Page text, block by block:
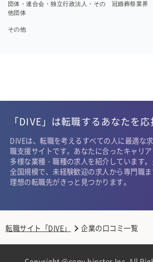
団体・連合会・独立行政法人・その
他団体
冠婚葬祭業界
その他
「DIVE」は転職するあなたを
DIVEは、転職を考えるすべての人に最適な
職支援サイトです。あなたに合ったキャリア
多様な業種・職種の求人を紹介しています
全国規模で、未経験歓迎の求人から専門職ま
理想の転職先がきっと見つかります。
転職サイト「DIVE」 企業の口コミ一覧